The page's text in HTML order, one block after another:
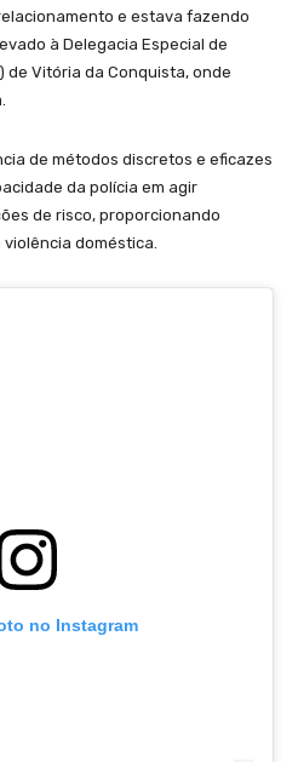
e estava fazendo
à Delegacia Especial de
de Vitória da Conquista, onde
de métodos discretos e eficazes
da polícia em agir
de risco, proporcionando
doméstica.
no Instagram